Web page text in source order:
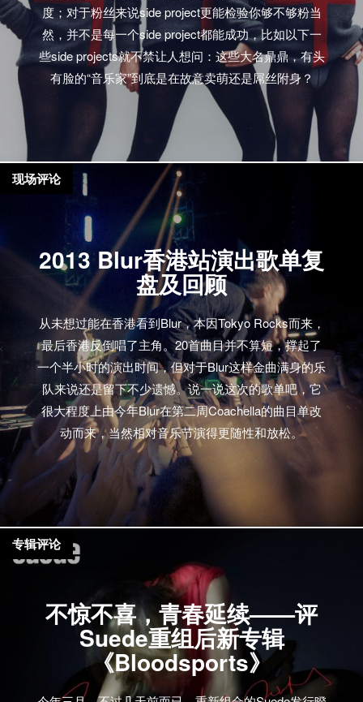
度；对于粉丝来说side project更能检验你够不够粉当
然，并不是每一个side project都能成功，比如以下一
些side projects就不禁让人想问：这些大名鼎鼎，有头
有脸的“音乐家”到底是在故意卖萌还是屌丝附身？
2013 Blur香港站演出歌单复
盘及回顾
从未想过能在香港看到Blur，本因Tokyo Rocks而来，
最后香港反倒唱了主角。20首曲目并不算短，撑起了
一个半小时的演出时间，但对于Blur这样金曲满身的乐
队来说还是留下不少遗憾。说一说这次的歌单吧，它
很大程度上由今年Blur在第二周Coachella的曲目单改
动而来，当然相对音乐节演得更随性和放松。
现场评论
不惊不喜，青春延续——评
Suede重组后新专辑
《Bloodsports》
专辑评论